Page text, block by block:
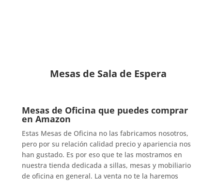
Mesas de Sala de Espera
Mesas de Oficina que puedes comprar
en Amazon
Estas Mesas de Oficina no las fabricamos nosotros,
pero por su relación calidad precio y apariencia nos
han gustado. Es por eso que te las mostramos en
nuestra tienda dedicada a sillas, mesas y mobiliario
de oficina en general. La venta no te la haremos